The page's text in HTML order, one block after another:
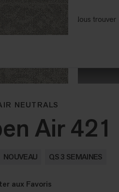
Nous trouver
NEUTRALS
Air 421
NOUVEAU QS 3 SEMAINES
aux Favoris